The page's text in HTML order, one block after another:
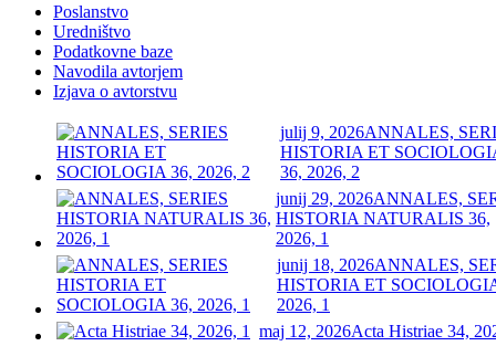
Poslanstvo
Uredništvo
Podatkovne baze
Navodila avtorjem
Izjava o avtorstvu
julij 9, 2026ANNALES,
HISTORIA ET
36, 2026, 2
junij 29, 2026ANNALES,
HISTORIA NATURALIS 36,
2026, 1
junij 18, 2026ANNALES,
HISTORIA ET
2026, 1
maj 12, 2026Acta Histriae 34,